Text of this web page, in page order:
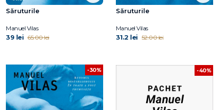
Săruturile
Manuel Vilas
39 lei 65.00 lei
Săruturile
Manuel Vilas
31.2 lei 52.00 lei
-30% -40%